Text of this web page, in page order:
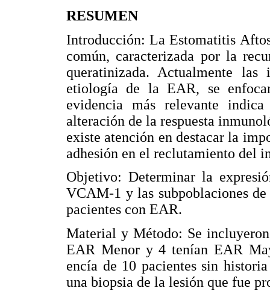
RESUMEN
Introducción: La Estomatitis
común, caracterizada por la
queratinizada. Actualmente
etiología de la EAR, se
evidencia más relevante
alteración de la respuesta
existe atención en destacar la
adhesión en el reclutamiento del
Objetivo: Determinar la
VCAM-1 y las subpoblaciones
pacientes con EAR.
Material y Método: Se
EAR Menor y 4 tenían EAR
encía de 10 pacientes sin
una biopsia de la lesión que fue